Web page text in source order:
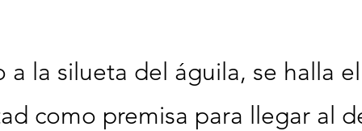
a la silueta del águila, se halla
como premisa para llegar al